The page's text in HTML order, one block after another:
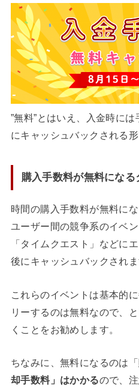
”無料”とはいえ、入金時に
にキャッシュバックされる形
購入手数料が無料になる
時間の購入手数料が無料に
ユーザー間の競争系のイベ
「タイムクエスト」などに
後にキャッシュバックされま
これらのイベントは基本的
リーするのは無料なので、
くことをお勧めします。
ちなみに、無料になるのは
却手数料」はかかるので、